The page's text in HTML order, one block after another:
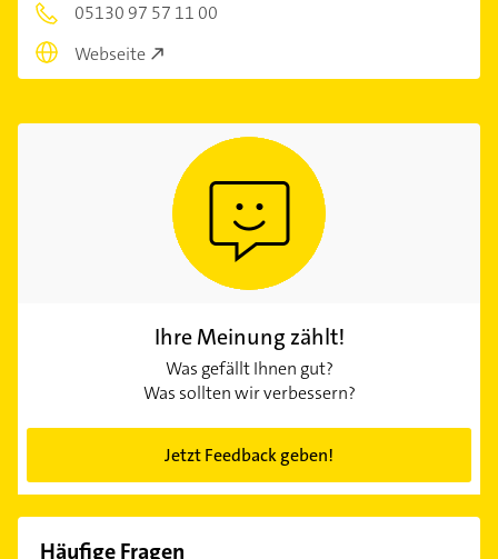
05130 97 57 11 00
Webseite
Ihre Meinung zählt!
Was gefällt Ihnen gut?
Was sollten wir verbessern?
Jetzt Feedback geben!
Häufige Fragen